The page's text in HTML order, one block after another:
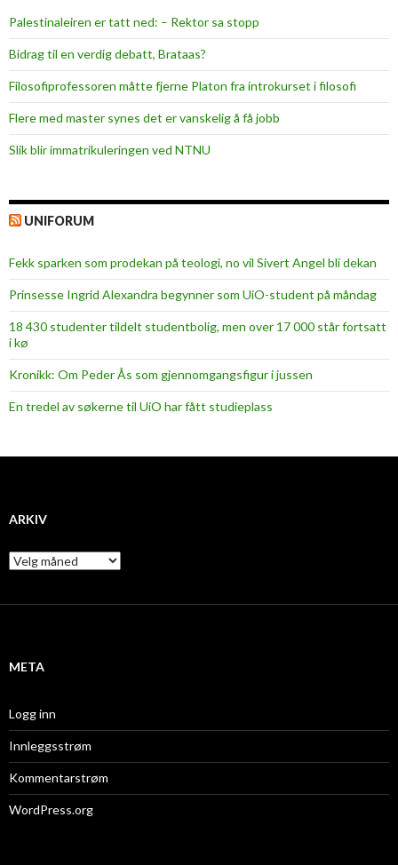
Palestinaleiren er tatt ned: – Rektor sa stopp
Bidrag til en verdig debatt, Brataas?
Filosofiprofessoren måtte fjerne Platon fra introkurset i filosofi
Flere med master synes det er vanskelig å få jobb
Slik blir immatrikuleringen ved NTNU
UNIFORUM
Fekk sparken som prodekan på teologi, no vil Sivert Angel bli dekan
Prinsesse Ingrid Alexandra begynner som UiO-student på måndag
18 430 studenter tildelt studentbolig, men over 17 000 står fortsatt
i kø
Kronikk: Om Peder Ås som gjennomgangsfigur i jussen
En tredel av søkerne til UiO har fått studieplass
ARKIV
A
r
i
META
Logg inn
Innleggsstrøm
Kommentarstrøm
WordPress.org